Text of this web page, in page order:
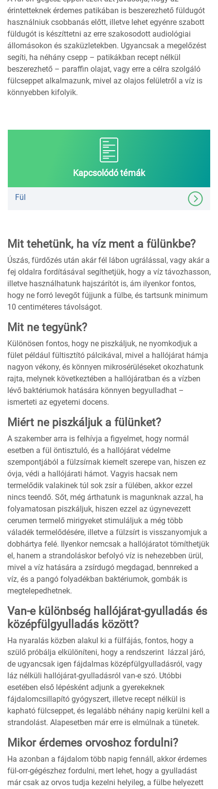
érintetteknek érdemes patikában is beszerezhető füldugót
használniuk csobbanás előtt, illetve lehet egyénre szabott
füldugót is készíttetni az erre szakosodott audiológiai
állomásokon és szaküzletekben. Ugyancsak a megelőzést
segíti, ha néhány csepp – patikákban recept nélkül
beszerezhető – paraffin olajat, vagy erre a célra szolgáló
fülcseppet alkalmazunk, mivel az olajos felületről a víz is
könnyebben kifolyik.
Kapcsolódó témák
Fül
Mit tehetünk, ha víz ment a fülünkbe?
Úszás, fürdőzés után akár fél lábon ugrálással, vagy akár a
fej oldalra fordításával segíthetjük, hogy a víz távozhasson,
illetve használhatunk hajszárítót is, ám ilyenkor fontos,
hogy ne forró levegőt fújjunk a fülbe, és tartsunk minimum
10 centiméteres távolságot.
Mit ne tegyünk?
Különösen fontos, hogy ne piszkáljuk, ne nyomkodjuk a
fület például fültisztító pálcikával, mivel a hallójárat hámja
nagyon vékony, és könnyen mikrosérüléseket okozhatunk
rajta, melynek következtében a hallójáratban és a vízben
lévő baktériumok hatására könnyen begyulladhat –
ismerteti az egyetemi docens.
Miért ne piszkáljuk a fülünket?
A szakember arra is felhívja a figyelmet, hogy normál
esetben a fül öntisztuló, és a hallójárat védelme
szempontjából a fülzsírnak kiemelt szerepe van, hiszen ez
óvja, védi a hallójárati hámot. Vagyis hacsak nem
termelődik valakinek túl sok zsír a fülében, akkor ezzel
nincs teendő. Sőt, még árthatunk is magunknak azzal, ha
folyamatosan piszkáljuk, hiszen ezzel az úgynevezett
cerumen termelő mirigyeket stimuláljuk a még több
váladék termelődésére, illetve a fülzsírt is visszanyomjuk a
dobhártya felé. Ilyenkor nemcsak a hallójáratot tömíthetjük
el, hanem a strandoláskor befolyó víz is nehezebben ürül,
mivel a víz hatására a zsírdugó megdagad, bennreked a
víz, és a pangó folyadékban baktériumok, gombák is
megtelepedhetnek.
Van-e különbség hallójárat-gyulladás és
középfülgyulladás között?
Ha nyaralás közben alakul ki a fülfájás, fontos, hogy a
szülő próbálja elkülöníteni, hogy a rendszerint lázzal járó,
de ugyancsak igen fájdalmas középfülgyulladásról, vagy
láz nélküli hallójárat-gyulladásról van-e szó. Utóbbi
esetében első lépésként adjunk a gyerekeknek
fájdalomcsillapító gyógyszert, illetve recept nélkül is
kapható fülcseppet, és legalább néhány napig kerülni kell a
strandolást. Alapesetben már erre is elmúlnak a tünetek.
Mikor érdemes orvoshoz fordulni?
Ha azonban a fájdalom több napig fennáll, akkor érdemes
fül-orr-gégészhez fordulni, mert lehet, hogy a gyulladást
már csak az orvos tudja kezelni helyileg, a fülbe helyezett